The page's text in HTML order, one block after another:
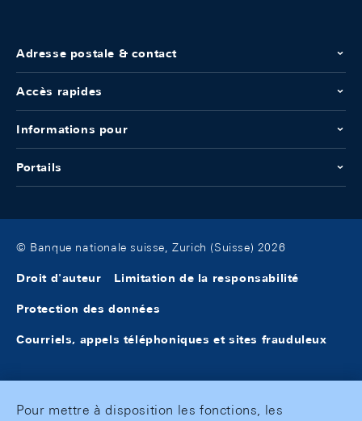
Adresse postale & contact
Accès rapides
Informations pour
Portails
© Banque nationale suisse, Zurich (Suisse) 2026
Droit d'auteur Limitation de la responsabilité
Protection des données
Courriels, appels téléphoniques et sites frauduleux
Pour mettre à disposition les fonctions, les